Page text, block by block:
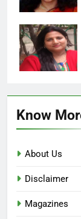
Know
About Us
Disclaimer
Magazines